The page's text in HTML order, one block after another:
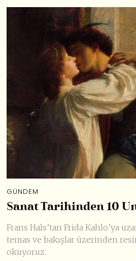
GÜNDEM
Sanat Tarihinden 10
Frans Hals’tan Frida Kahlo’ya
temas ve bakışlar üzerinden
okuyoruz.